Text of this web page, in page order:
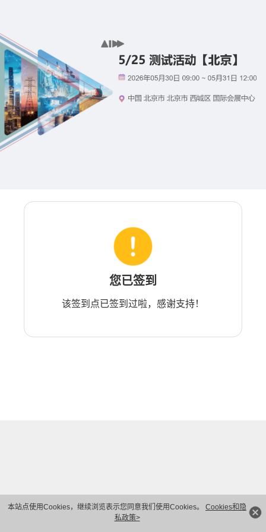
本站点使用Cookies，继续浏览表示您同意我们使用Cookies。 Cookies和隐
私政策>
您已签到
该签到点已签到过啦，感谢支持！